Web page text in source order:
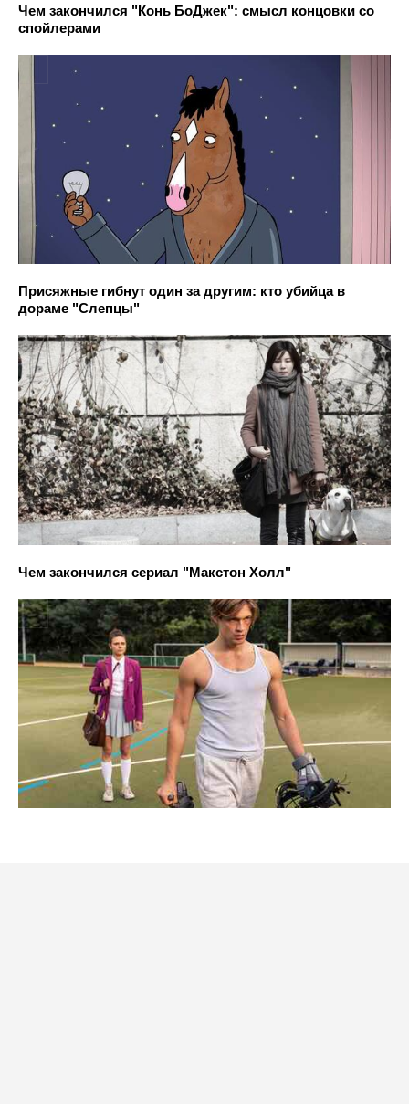
Чем закончился "Конь БоДжек": смысл концовки со
спойлерами
Присяжные гибнут один за другим: кто убийца в
дораме "Слепцы"
Чем закончился сериал "Макстон Холл"